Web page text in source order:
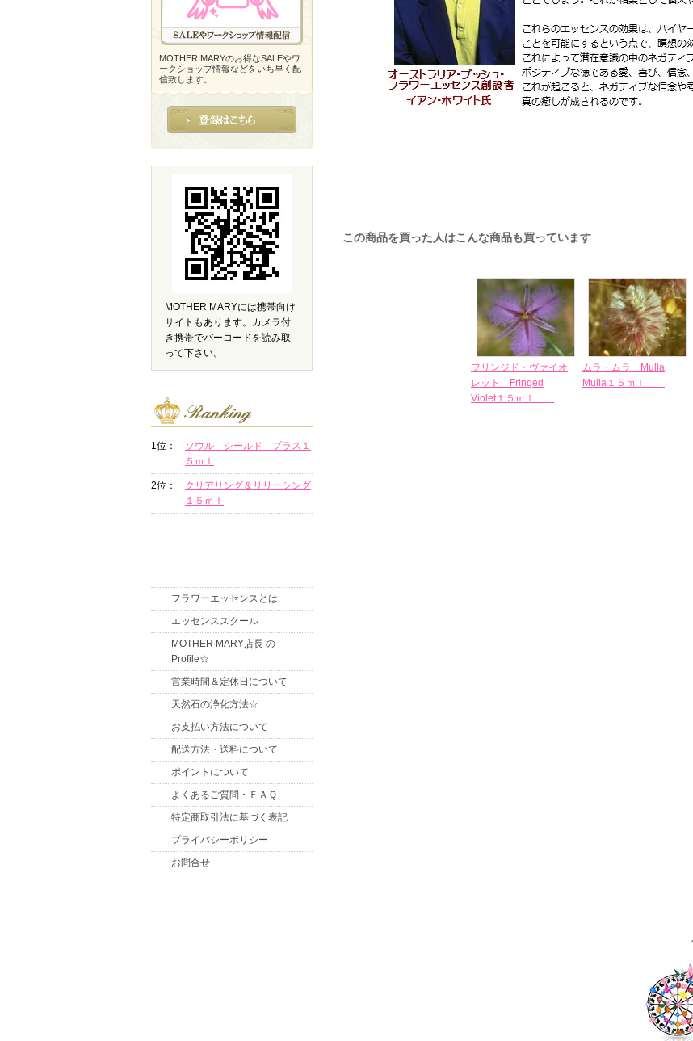
この商品を買った人はこんな商品も買っています
フリンジド・ヴァイオ
レット Fringed
Violet１５ｍｌ
ムラ・ムラ Mulla
Mulla１５ｍｌ
MOTHER MARYのお得なSALEやワ
ークショップ情報などをいち早く配
信致します。
MOTHER MARYには携帯向け
サイトもあります。カメラ付
き携帯でバーコードを読み取
って下さい。
1位：
ソウル シールド プラス１
５ｍｌ
2位：
クリアリング＆リリーシング
１５ｍｌ
フラワーエッセンスとは
エッセンススクール
MOTHER MARY店長 の
Profile☆
営業時間＆定休日について
天然石の浄化方法☆
お支払い方法について
配送方法・送料について
ポイントについて
よくあるご質問・ＦＡＱ
特定商取引法に基づく表記
プライバシーポリシー
お問合せ